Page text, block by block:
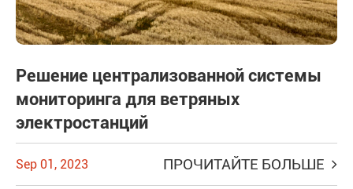
Решение централизованной системы
мониторинга для ветряных
электростанций
Sep 01, 2023 ПРОЧИТАЙТЕ БОЛЬШЕ